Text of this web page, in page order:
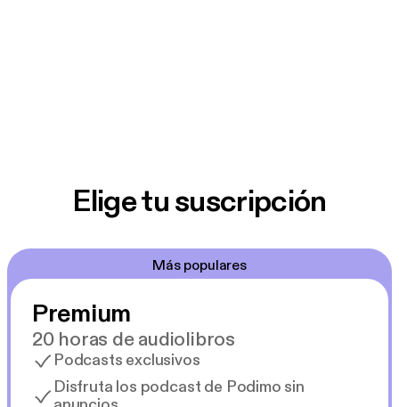
Elige tu suscripción
Más populares
Premium
20 horas de audiolibros
Podcasts exclusivos
Disfruta los podcast de Podimo sin